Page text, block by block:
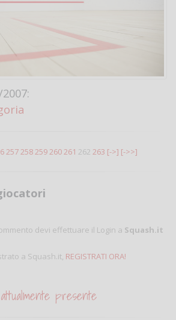
257258259260261 262 263 [->] [->>]
devi effettuare il Login a Squash.it
a Squash.it, REGISTRATI ORA!
presente